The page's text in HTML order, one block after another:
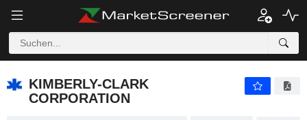
KIMBERLY-CLARK
CORPORATION